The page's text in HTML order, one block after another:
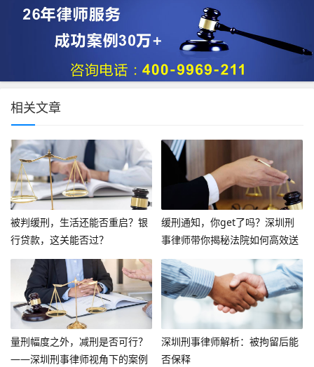
相关文章
被判缓刑，生活还能否重启？银
行贷款，这关能否过？
缓刑通知，你get了吗？深圳刑
事律师带你揭秘法院如何高效送
达
量刑幅度之外，减刑是否可行？
——深圳刑事律师视角下的案例
深圳刑事律师解析：被拘留后能
否保释